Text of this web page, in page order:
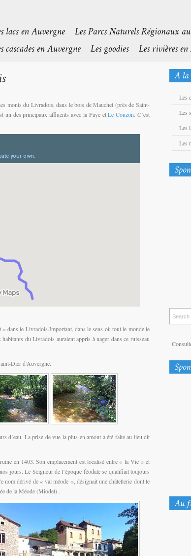
monts du Livradois, dans le bois de Mauchet (près de Saint-
un des principaux affluents avec la Faye etLe Couzon. C’est
dans le Livradois.Important, dans le sens où tout le monde le
du Livradois auraient appris à nager dans ce ruisseau
Dier d’Auvergne.
d’eau. La prise de vue la plus en amont a été faite au lieu dit
en 1403. Son emplacement est localisé entre « la Vie » et
jours. Le Seigneur de l’époque féodale se qualifiait toujours
nom dérivé de « val méode », désignait une châtellerie dont le
de la Méode (Miodet) .
Les
Les
Les
Les